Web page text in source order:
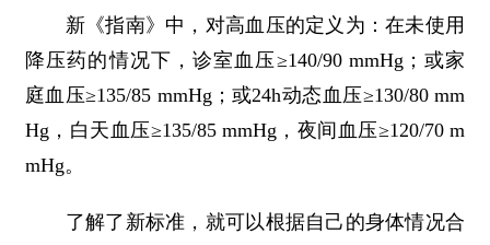
新《指南》中，对高血压的定义为：在未使用
降压药的情况下，诊室血压≥140/90 mmHg；或家
庭血压≥135/85 mmHg；或24h动态血压≥130/80 mm
Hg，白天血压≥135/85 mmHg，夜间血压≥120/70 m
mHg。
了解了新标准，就可以根据自己的身体情况合